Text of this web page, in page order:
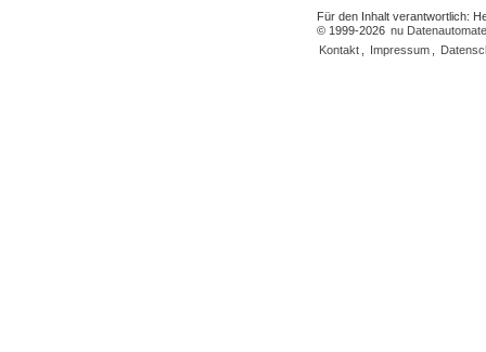
Für den Inhalt verantwortlich:
© 1999-2026 nu
Kontakt
Impressum